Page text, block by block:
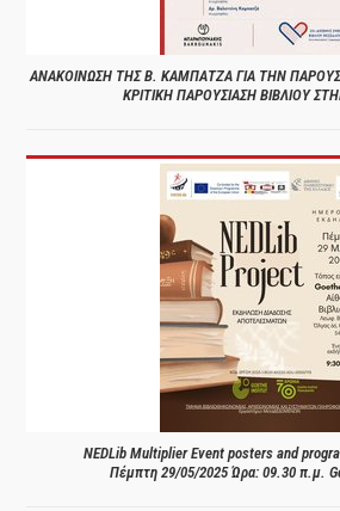
ΑΝΑΚΟΙΝΩΣΗ ΤΗΣ Β. ΚΑΜΠΑΤΖΑ ΓΙΑ ΤΗΝ
ΚΡΙΤΙΚΗ ΠΑΡΟΥΣΙΑΣΗ ΒΙΒΛΙΟΥ
NEDLib Multiplier Event posters and
Πέμπτη 29/05/2025 Ώρα: 09.30 π.μ.